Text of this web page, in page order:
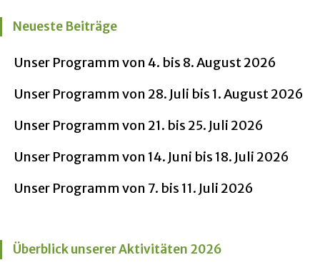
Neueste Beiträge
Unser Programm von 4. bis 8. August 2026
Unser Programm von 28. Juli bis 1. August 2026
Unser Programm von 21. bis 25. Juli 2026
Unser Programm von 14. Juni bis 18. Juli 2026
Unser Programm von 7. bis 11. Juli 2026
Überblick unserer Aktivitäten 2026